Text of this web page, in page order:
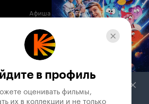
Афиша
Музыка
Телепрограмма
Служба поддержки
в профиль
оценивать фильмы,
их в коллекции и не только